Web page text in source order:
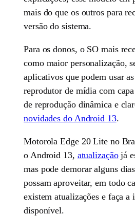
mais do que os outros para
versão do sistema.
Para os donos, o SO mais
como maior personalização,
aplicativos que podem usar
reprodutor de mídia com
de reprodução dinâmica e
novidades do Android 13.
Motorola Edge 20 Lite no
o Android 13, atualizaçãojá
mas pode demorar alguns
possam aproveitar, em todo
existem atualizações e faça a
disponível.